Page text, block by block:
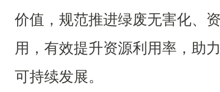
价值，规范推进绿废无害化、
用，有效提升资源利用率，助
可持续发展。